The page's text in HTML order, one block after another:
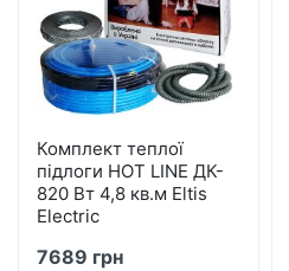
Комплект теплої
підлоги HOT LINE ДК-
820 Вт 4,8 кв.м Eltis
Electric
7689 грн